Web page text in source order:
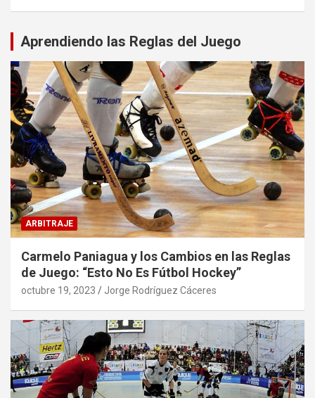
Aprendiendo las Reglas del Juego
ARBITRAJE
Carmelo Paniagua y los Cambios en las Reglas
de Juego: “Esto No Es Fútbol Hockey”
octubre 19, 2023 Jorge Rodríguez Cáceres